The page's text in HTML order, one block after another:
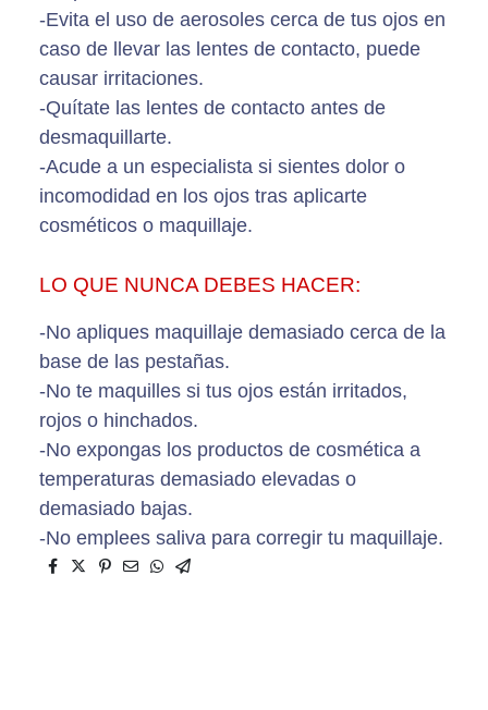
-Evita el uso de aerosoles cerca de tus ojos en
caso de llevar las lentes de contacto, puede
causar irritaciones.
-Quítate las lentes de contacto antes de
desmaquillarte.
-Acude a un especialista si sientes dolor o
incomodidad en los ojos tras aplicarte
cosméticos o maquillaje.
LO QUE NUNCA DEBES HACER:
-No apliques maquillaje demasiado cerca de la
base de las pestañas.
-No te maquilles si tus ojos están irritados,
rojos o hinchados.
-No expongas los productos de cosmética a
temperaturas demasiado elevadas o
demasiado bajas.
-No emplees saliva para corregir tu maquillaje.